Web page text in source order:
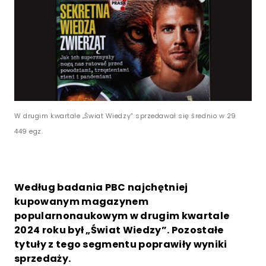
W drugim kwartale „Świat Wiedzy” sprzedawał się średnio w 29
449 egz.
Według badania PBC najchętniej
kupowanym magazynem
popularnonaukowym w drugim kwartale
2024 roku był „Świat Wiedzy”. Pozostałe
tytuły z tego segmentu poprawiły wyniki
sprzedaży.